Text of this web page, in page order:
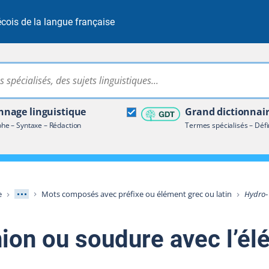
de la langue française
Rechercher dans tout le site
linguistique
– Syntaxe – Rédaction
Grand
Termes spécialisés –
terminologique
Afficher les niveaux intermédiaires
Mots composés avec préfixe ou élément grec ou latin Hydro‑
ou soudure avec